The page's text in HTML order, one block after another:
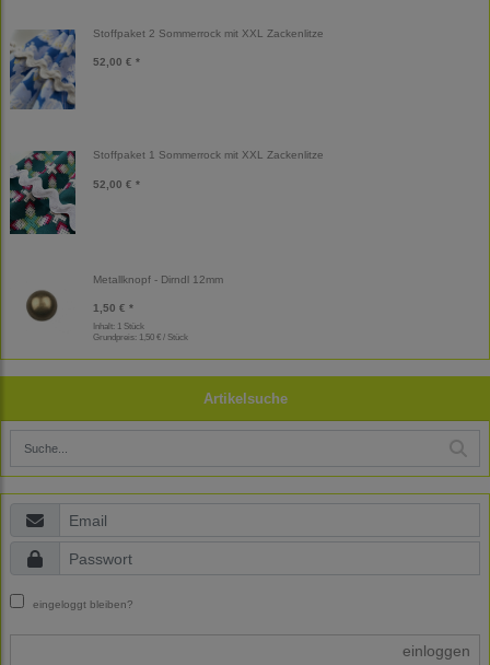
Stoffpaket 2 Sommerrock mit XXL Zackenlitze
52,00 € *
Stoffpaket 1 Sommerrock mit XXL Zackenlitze
52,00 € *
Metallknopf - Dirndl 12mm
1,50 € *
Inhalt: 1 Stück
Grundpreis: 1,50 € / Stück
Artikelsuche
eingeloggt bleiben?
einloggen